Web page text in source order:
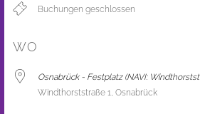
Buchungen geschlossen
WO
Osnabrück - Festplatz (NAVI:
Windthorststraße 1, Osnabrück